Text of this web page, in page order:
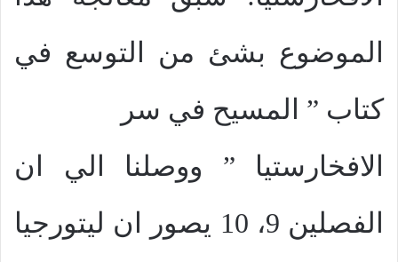
الموضوع بشئ من التوسع في
كتاب ” المسيح في سر
الافخارستيا ” ووصلنا الي ان
الفصلين 9، 10 يصور ان ليتورجيا